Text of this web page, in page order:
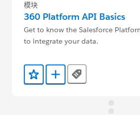
模块
360 Platform API Basics
Get to know the Salesforce
to integrate your data.
添加到收藏夹添加到 Trailmix
Tags